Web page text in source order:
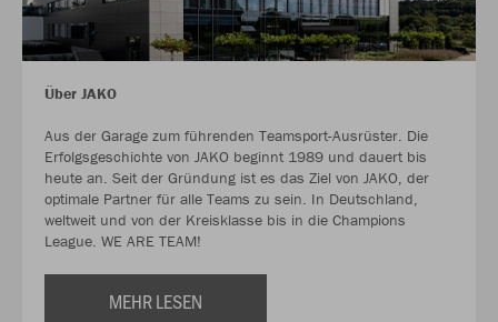
Über JAKO
Aus der Garage zum führenden Teamsport-Ausrüster. Die
Erfolgsgeschichte von JAKO beginnt 1989 und dauert bis
heute an. Seit der Gründung ist es das Ziel von JAKO, der
optimale Partner für alle Teams zu sein. In Deutschland,
weltweit und von der Kreisklasse bis in die Champions
League. WE ARE TEAM!
MEHR LESEN